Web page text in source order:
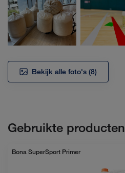
Bekijk alle foto's (8)
Gebruikte producten
Bona SuperSport Primer